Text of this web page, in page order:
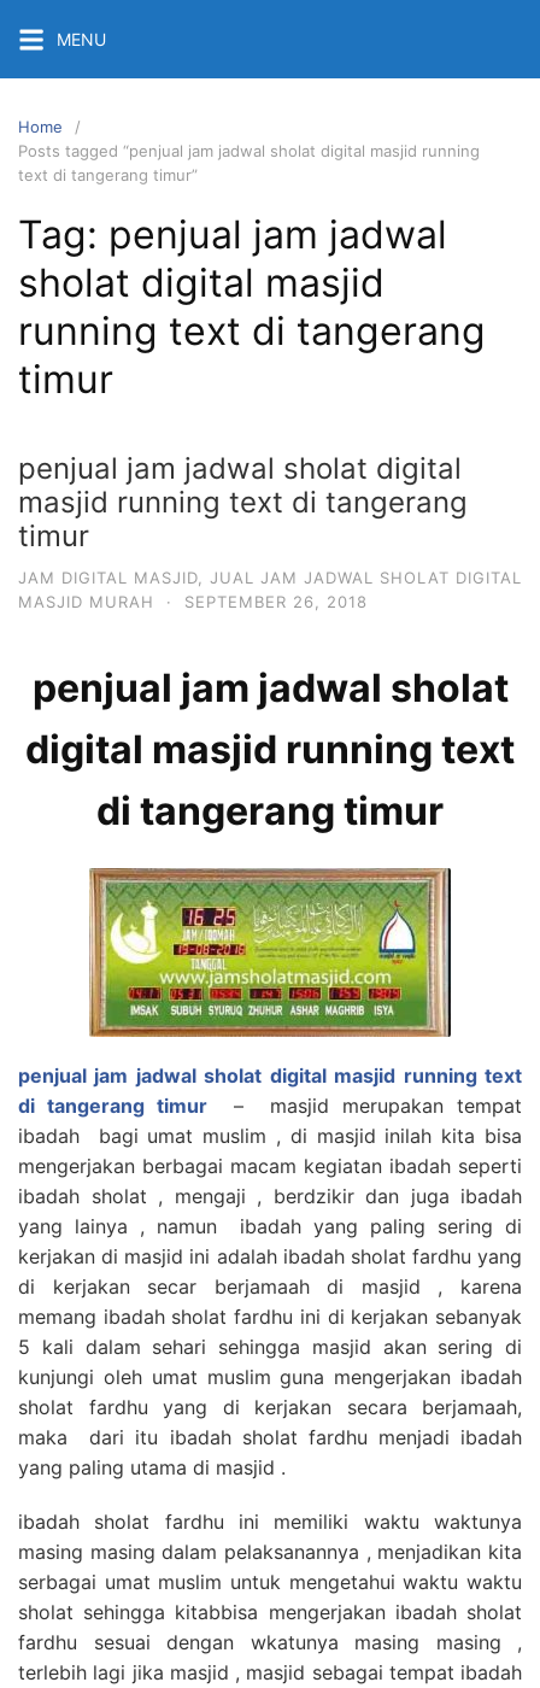
content
MENU
Home
Posts tagged “penjual jam jadwal sholat digital masjid running
text di tangerang timur”
Tag: penjual jam jadwal
sholat digital masjid
running text di tangerang
timur
penjual jam jadwal sholat digital
masjid running text di tangerang
timur
JAM DIGITAL MASJID
JUAL JAM JADWAL SHOLAT DIGITAL
MASJID MURAH
· SEPTEMBER 26, 2018
penjual jam jadwal sholat
digital masjid running text
di tangerang timur
penjual jam jadwal sholat digital masjid running text
di tangerang timur – masjid merupakan tempat
ibadah bagi umat muslim , di masjid inilah kita bisa
mengerjakan berbagai macam kegiatan ibadah seperti
ibadah sholat , mengaji , berdzikir dan juga ibadah
yang lainya , namun ibadah yang paling sering di
kerjakan di masjid ini adalah ibadah sholat fardhu yang
di kerjakan secar berjamaah di masjid , karena
memang ibadah sholat fardhu ini di kerjakan sebanyak
5 kali dalam sehari sehingga masjid akan sering di
kunjungi oleh umat muslim guna mengerjakan ibadah
sholat fardhu yang di kerjakan secara berjamaah,
maka dari itu ibadah sholat fardhu menjadi ibadah
yang paling utama di masjid .
ibadah sholat fardhu ini memiliki waktu waktunya
masing masing dalam pelaksanannya , menjadikan kita
serbagai umat muslim untuk mengetahui waktu waktu
sholat sehingga kitabbisa mengerjakan ibadah sholat
fardhu sesuai dengan wkatunya masing masing ,
terlebih lagi jika masjid , masjid sebagai tempat ibadah